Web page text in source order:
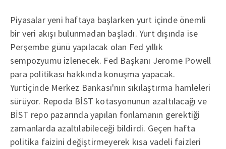
Piyasalar yeni haftaya başlarken yurt içinde önemli
bir veri akışı bulunmadan başladı. Yurt dışında ise
Perşembe günü yapılacak olan Fed yıllık
sempozyumu izlenecek. Fed Başkanı Jerome Powell
para politikası hakkında konuşma yapacak.
Yurtiçinde Merkez Bankası'nın sıkılaştırma hamleleri
sürüyor. Repoda BİST kotasyonunun azaltılacağı ve
BİST repo pazarında yapılan fonlamanın gerektiği
zamanlarda azaltılabileceği bildirdi. Geçen hafta
politika faizini değiştirmeyerek kısa vadeli faizleri